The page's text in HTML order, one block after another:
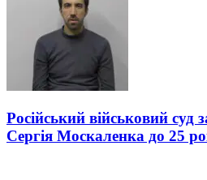
Російський військовий суд
Сергія Москаленка до 25